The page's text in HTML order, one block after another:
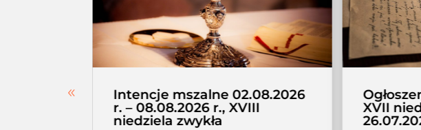
Intencje mszalne 02.08.2026
r. – 08.08.2026 r., XVIII
niedziela zwykła
XVII